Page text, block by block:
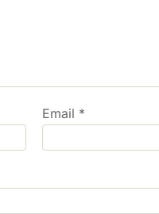
Email *